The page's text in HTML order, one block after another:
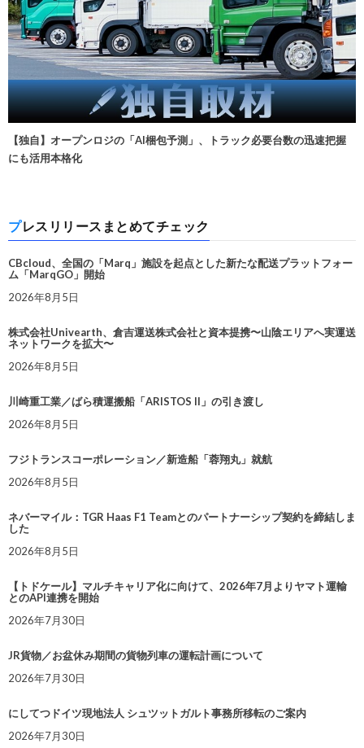
【独自】オープンロジの「AI梱包予測」、トラック必要台数の迅速把握
にも活用本格化
プレスリリースまとめてチェック
CBcloud、全国の「Marq」施設を起点とした新たな配送プラットフォー
ム「MarqGO」開始
2026年8月5日
株式会社Univearth、倉吉運送株式会社と資本提携〜山陰エリアへ実運送
ネットワークを拡大〜
2026年8月5日
川崎重工業／ばら積運搬船「ARISTOS II」の引き渡し
2026年8月5日
フジトランスコーポレーション／新造船「蓉翔丸」就航
2026年8月5日
ネバーマイル：TGR Haas F1 Teamとのパートナーシップ契約を締結しま
した
2026年8月5日
【トドケール】マルチキャリア化に向けて、2026年7月よりヤマト運輸
とのAPI連携を開始
2026年7月30日
JR貨物／お盆休み期間の貨物列車の運転計画について
2026年7月30日
にしてつドイツ現地法人 シュツットガルト事務所移転のご案内
2026年7月30日